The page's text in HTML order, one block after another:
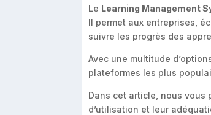
Le Learning Management
Il permet aux entreprises,
suivre les progrès des
Avec une multitude
plateformes les plus
Dans cet article, nous vous
d’utilisation et leur